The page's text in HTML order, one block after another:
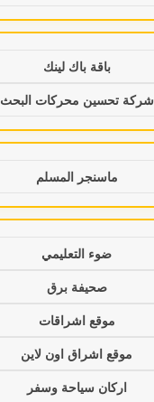
باقة باك لينك
شركة تحسين محركات البحث
ماسنجر المسلم
ضوء التعليمي
صحيفة برق
موقع اشراقات
موقع اشراق اون لاين
اركان سياحة وسفر